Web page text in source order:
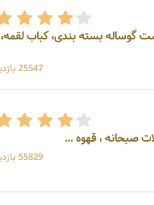
گوساله بسته بندی، کباب لقمه،
25547 بازدید
55829 بازدید